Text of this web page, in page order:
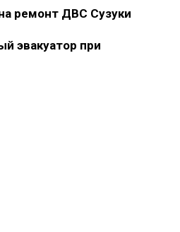
ремонт ДВС Сузуки
эвакуатор при